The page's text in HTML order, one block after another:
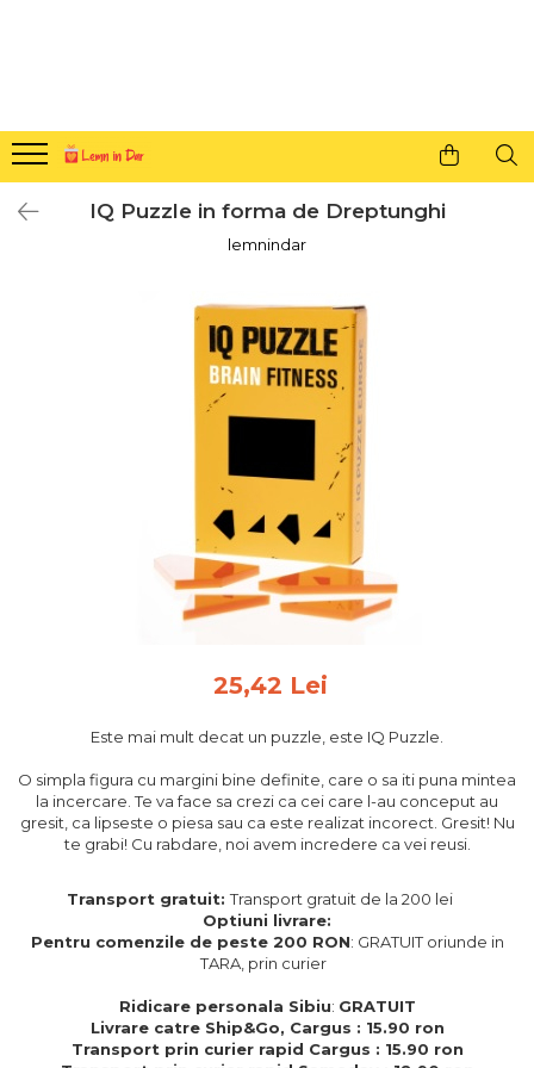
Agende din lemn
Agende 10x10
Semne de carte
Decoratiuni pentru cei dragi
Decoratiuni cu peisaje de iarna
Tablouri personalizate
Felicitari din lemn
Felicitari pentru cei dragi
Felicitari cu model
Rame foto din lemn
Aromaterapie
Papioane din lemn
Genti si portofele barbati din
piele naturala
IQ Puzzle in forma de Dreptunghi
lemnindar
25,42 Lei
Este mai mult decat un puzzle, este IQ Puzzle.
O simpla figura cu margini bine definite, care o sa iti puna mintea
la incercare. Te va face sa crezi ca cei care l-au conceput au
gresit, ca lipseste o piesa sau ca este realizat incorect. Gresit! Nu
te grabi! Cu rabdare, noi avem incredere ca vei reusi.
Transport gratuit:Transport gratuit de la 200 lei
Optiuni livrare:
Pentru comenzile de peste 200 RON: GRATUIT oriunde in
TARA, prin curier
Ridicare personala Sibiu: GRATUIT
Livrare catre Ship&Go, Cargus : 15.90 ron
Transport prin curier rapid Cargus : 15.90 ron